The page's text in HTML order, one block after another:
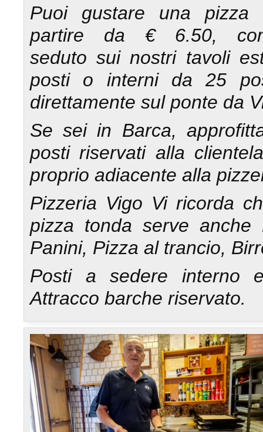
Puoi gustare una
partire da € 6.50,
seduto sui nostri tavoli
posti o interni da 25
direttamente sul ponte da
Se sei in Barca,
posti riservati alla
proprio adiacente alla
Pizzeria Vigo Vi ricorda
pizza tonda serve anche
Panini, Pizza al trancio,
Posti a sedere interno
Attracco barche riservato.